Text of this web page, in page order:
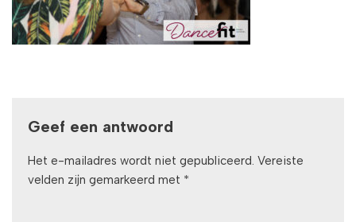
Geef een antwoord
Het e-mailadres wordt niet gepubliceerd. Vereiste
velden zijn gemarkeerd met *